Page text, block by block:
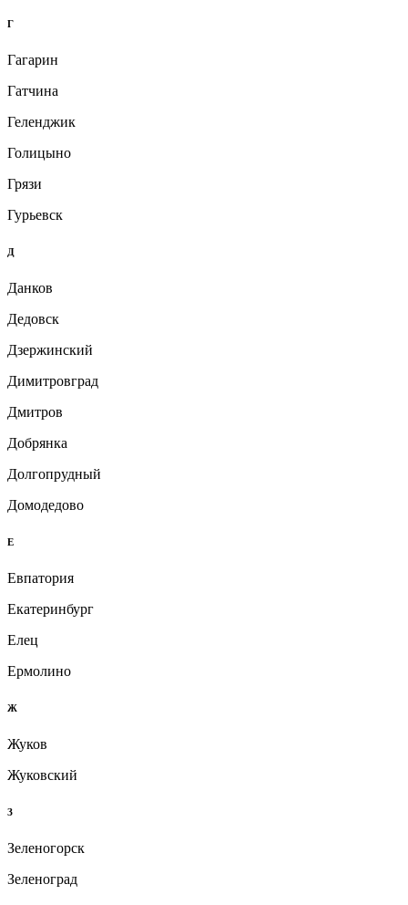
Г
Гагарин
Гатчина
Геленджик
Голицыно
Грязи
Гурьевск
Д
Данков
Дедовск
Дзержинский
Димитровград
Дмитров
Добрянка
Долгопрудный
Домодедово
Е
Евпатория
Екатеринбург
Елец
Ермолино
Ж
Жуков
Жуковский
З
Зеленогорск
Зеленоград